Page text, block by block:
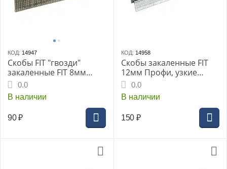
КОД: 14947
Скобы FIT "гвозди"
закаленные FIT 8мм
Профи, для степлера
1000шт (31238i)
0.0
В наличии
90 ₽
КОД: 14958
Скобы закаленные FIT
12мм Профи, узкие
прямоугольные
шир.11,3мм 1000шт
(31312i)
0.0
В наличии
150 ₽